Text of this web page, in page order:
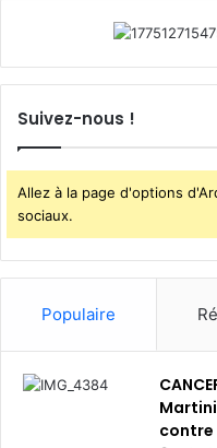
Suivez-nous !
Allez à la page d'options
sociaux.
Populaire
contre